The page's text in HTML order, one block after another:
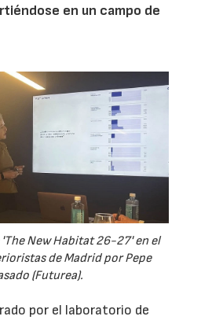
en un campo de
New Habitat 26-27' en el
de Madrid por Pepe
(Futurea).
por el laboratorio de